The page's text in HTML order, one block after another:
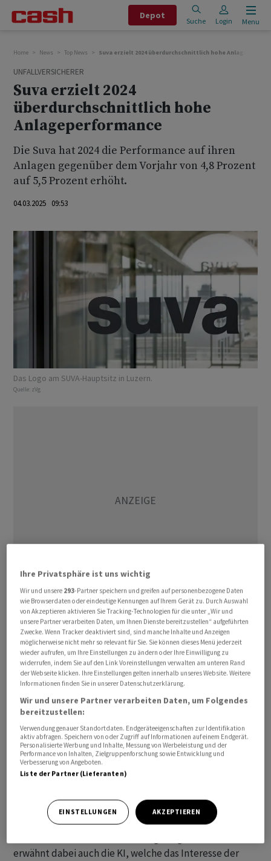
Depot
Suche Login Menu
Home News Top News Suva erzielt 2024 überdurchschnittlich hohe
UNFALLVERSICHERER
Suva erzielt 2024
überdurchschnittlich hohe
Anlageperformance
Die Suva hat 2024 die Performance auf ihren
Anlagen gegenüber dem Vorjahr von 4,8 Prozent
auf 5,5 Prozent erhöht.
04.03.2025 09:53
Das Logo am SUVA-Hauptsitz in Luzern.
Quelle: zVg
Das Ergebnis liege nicht nur über dem gesetzlichen
Renditebedarf, sondern auch über dem Durchschnitt
der letzten zehn Jahre, der bei 3,5 Prozent liege, teilte
die Suva am Dienstag mit. Da sie nicht gewinnorientiert
sei, gebe sie Anlageerträge, welche nicht für gesetzlich
definierte Aufträge verwendet würden, in Form von
tieferen Prämien an die Versicherten weiter, hiess es in
der Mitteilung. Über die Verwendung des
Jahresergebnisses im Sinne der Versicherten werde der
Suva-Rat im Juni entscheiden.
Der Unfallversicherer führt in seiner Mitteilung das
rückläufige Inflation und Zinssenkungen der
Zentralbanken zurück. Vor allem die Aktienmärkte
erwähnt dabei auch die KI, welche das Interesse der
Ihre Privatsphäre ist uns wichtig
Wir und unsere 293-Partner speichern und greifen auf personenbezogene Daten
wie Browserdaten oder eindeutige Kennungen auf Ihrem Gerät zu. Durch Auswahl
von Akzeptieren aktivieren Sie Tracking-Technologien für die unter „Wir und
unsere Partner verarbeiten Daten, um Ihnen Dienste bereitzustellen“ aufgeführten
Zwecke. Wenn Tracker deaktiviert sind, sind manche Inhalte und Anzeigen
möglicherweise nicht mehr so relevant für Sie. Sie können dieses Menü jederzeit
wieder aufrufen, um Ihre Einstellungen zu ändern oder Ihre Einwilligung zu
widerrufen, indem Sie auf den Link Voreinstellungen verwalten am unteren Rand
der Webseite klicken. Ihre Einstellungen gelten innerhalb unseres Website. Weitere
Informationen finden Sie in unserer Datenschutzerklärung.
Wir und unsere Partner verarbeiten Daten, um Folgendes
bereitzustellen:
Verwendung genauer Standortdaten. Endgeräteeigenschaften zur Identifikation
aktiv abfragen. Speichern von oder Zugriff auf Informationen auf einem Endgerät.
Personalisierte Werbung und Inhalte, Messung von Werbeleistung und der
Performance von Inhalten, Zielgruppenforschung sowie Entwicklung und
Verbesserung von Angeboten.
Liste der Partner (Lieferanten)
EINSTELLUNGEN AKZEPTIEREN